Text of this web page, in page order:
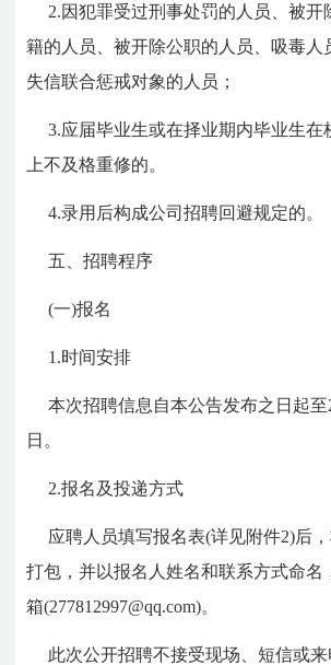
2.因犯罪受过刑事处罚的人员、被开
籍的人员、被开除公职的人员、吸毒人
失信联合惩戒对象的人员；
3.应届毕业生或在择业期内毕业生在
上不及格重修的。
4.录用后构成公司招聘回避规定的。
五、招聘程序
(一)报名
1.时间安排
本次招聘信息自本公告发布之日起至
日。
2.报名及投递方式
应聘人员填写报名表(详见附件2)后
打包，并以报名人姓名和联系方式命名
箱(277812997@qq.com)。
此次公开招聘不接受现场、短信或来